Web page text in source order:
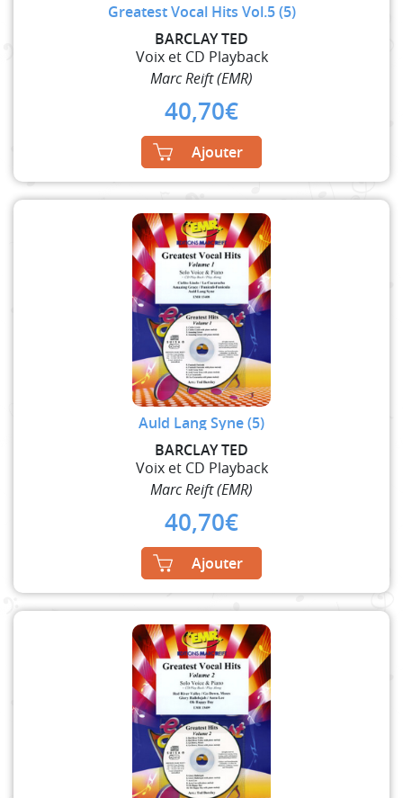
Greatest Vocal Hits Vol.5 (5)
BARCLAY TED
Voix et CD Playback
Marc Reift (EMR)
40,70€
Ajouter
Auld Lang Syne (5)
BARCLAY TED
Voix et CD Playback
Marc Reift (EMR)
40,70€
Ajouter